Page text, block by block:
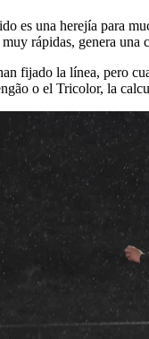
es una herejía para
rápidas, genera
fijado la línea, pero
o el Tricolor, la